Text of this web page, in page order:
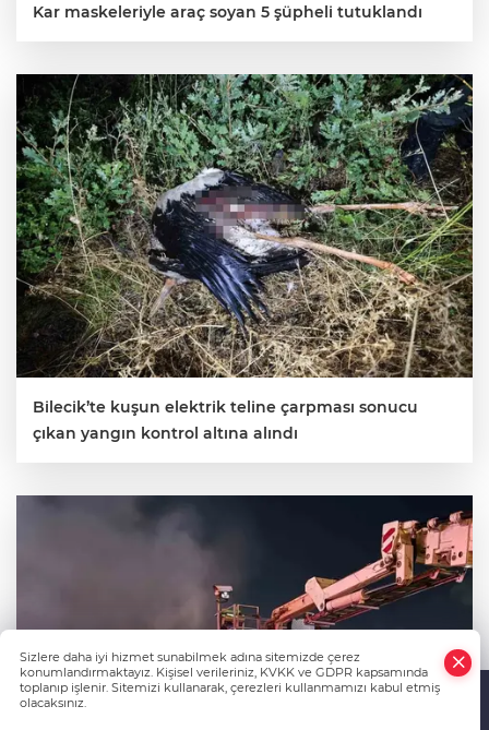
Kar maskeleriyle araç soyan 5 şüpheli tutuklandı
Bilecik’te kuşun elektrik teline çarpması sonucu
çıkan yangın kontrol altına alındı
Sizlere daha iyi hizmet sunabilmek adına sitemizde çerez
konumlandırmaktayız. Kişisel verileriniz, KVKK ve GDPR kapsamında
toplanıp işlenir. Sitemizi kullanarak, çerezleri kullanmamızı kabul etmiş
olacaksınız.